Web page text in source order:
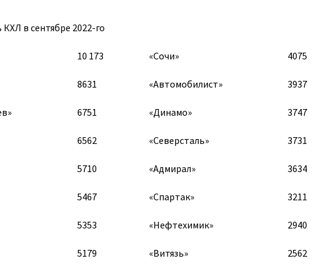
в сентябре 2022-го
10 173 «Сочи» 4075
8631 «Автомобилист» 3937
6751 «Динамо» 3747
6562 «Северсталь» 3731
5710 «Адмирал» 3634
5467 «Спартак» 3211
5353 «Нефтехимик» 2940
5179 «Витязь» 2562